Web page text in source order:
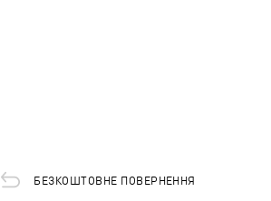
БЕЗКОШТОВНЕ ПОВЕРНЕННЯ